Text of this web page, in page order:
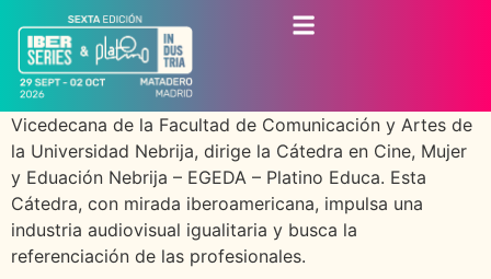
Vicedecana de la Facultad de Comunicación y Artes de
la Universidad Nebrija, dirige la Cátedra en Cine, Mujer
y Eduación Nebrija – EGEDA – Platino Educa. Esta
Cátedra, con mirada iberoamericana, impulsa una
industria audiovisual igualitaria y busca la
referenciación de las profesionales.